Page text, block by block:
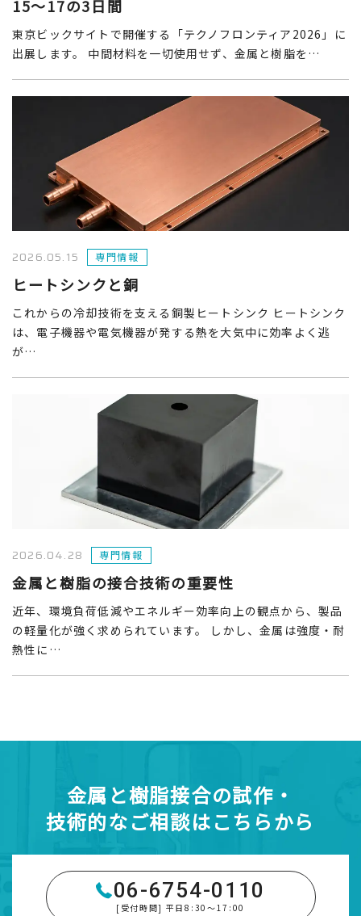
15～17の3日間
東京ビックサイトで開催する「テクノフロンティア2026」に
出展します。 中間材料を一切使用せず、金属と樹脂を…
2026.05.15 専門情報
ヒートシンクと銅
これからの冷却技術を支える銅製ヒートシンク ヒートシンク
は、電子機器や電気機器が発する熱を大気中に効率よく逃
が…
2026.04.28 専門情報
金属と樹脂の接合技術の重要性
近年、環境負荷低減やエネルギー効率向上の観点から、製品
の軽量化が強く求められています。 しかし、金属は強度・耐
熱性に…
金属と樹脂接合の試作・
技術的なご相談はこちらから
06-6754-0110
[受付時間] 平日8:30～17:00